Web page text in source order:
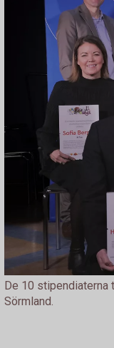
De 10 stipendiaterna
Sörmland.